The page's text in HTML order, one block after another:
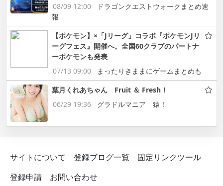
08/09 12:00
ドラゴンクエストウォークまとめ速
報
【ポケモン】×「Jリーグ」コラボ『ポケモンJリ
ーグフェス』開催へ。全国60クラブのパートナ
ーポケモンも発表
07/13 09:00
まったりきままにゲームまとめも
葉月くれあちゃん Fruit ＆ Fresh！
06/29 19:36
グラドルマニア 猿！
サイトについて 登録ブログ一覧
固定リンクツール
登録申請
お問い合わせ